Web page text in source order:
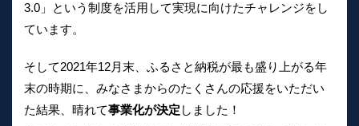
3.0」という制度を活用して実現に向けたチャレンジをし
ています。
そして2021年12月末、ふるさと納税が最も盛り上がる年
末の時期に、みなさまからのたくさんの応援をいただい
た結果、晴れて事業化が決定 しました！